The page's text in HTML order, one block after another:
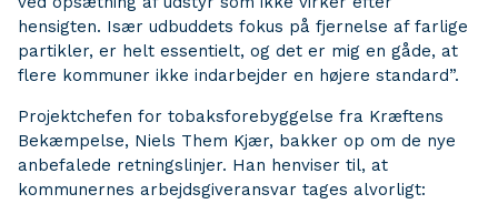
hensigten. Især udbuddets fokus på fjernelse af farlige
partikler, er helt essentielt, og det er mig en gåde, at
flere kommuner ikke indarbejder en højere standard”.
Projektchefen for tobaksforebyggelse fra Kræftens
Bekæmpelse, Niels Them Kjær, bakker op om de nye
anbefalede retningslinjer. Han henviser til, at
kommunernes arbejdsgiveransvar tages alvorligt: